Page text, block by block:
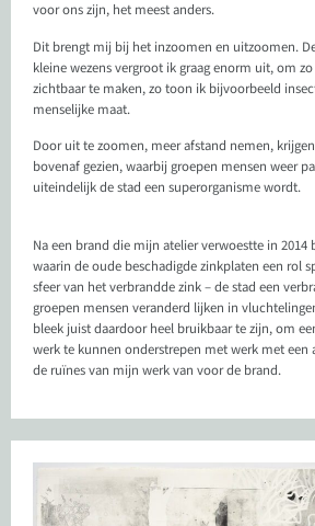
voor ons zijn, het meest anders.
Dit brengt mij bij het inzoomen en uitzoomen.
kleine wezens vergroot ik graag enorm uit, om
zichtbaar te maken, zo toon ik bijvoorbeeld
menselijke maat.
Door uit te zoomen, meer afstand nemen,
bovenaf gezien, waarbij groepen mensen weer
uiteindelijk de stad een superorganisme wordt.
Na een brand die mijn atelier verwoestte in 2014
waarin de oude beschadigde zinkplaten een rol
sfeer van het verbrandde zink – de stad een
groepen mensen veranderd lijken in
bleek juist daardoor heel bruikbaar te zijn, om
werk te kunnen onderstrepen met werk met een
de ruïnes van mijn werk van voor de brand.